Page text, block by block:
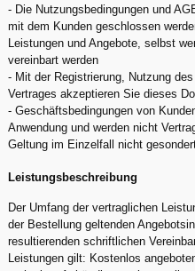
- Die Nutzungsbedingungen und
mit dem Kunden geschlossen
Leistungen und Angebote, selbst
vereinbart werden
- Mit der Registrierung, Nutzung
Vertrages akzeptieren Sie dieses
- Geschäftsbedingungen von
Anwendung und werden nicht
Geltung im Einzelfall nicht
Leistungsbeschreibung
Der Umfang der vertraglichen
der Bestellung geltenden
resultierenden schriftlichen
Leistungen gilt: Kostenlos